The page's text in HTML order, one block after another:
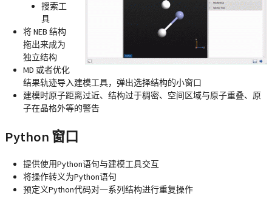
搜索工
具
将 NEB 结构
拖出来成为
独立结构
MD 或者优化
结果轨迹导入建模工具，弹出选择结构的小窗口
建模时原子距离过近、结构过于稠密、空间区域与原子重叠、原
子在晶格外等的警告
Python 窗口
提供使用Python语句与建模工具交互
将操作转义为Python语句
预定义Python代码对一系列结构进行重复操作